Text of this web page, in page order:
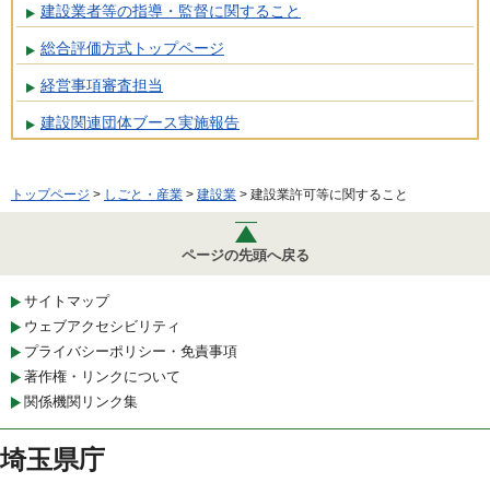
建設業者等の指導・監督に関すること
総合評価方式トップページ
経営事項審査担当
建設関連団体ブース実施報告
トップページ > しごと・産業 > 建設業 > 建設業許可等に関すること
ページの先頭へ戻る
サイトマップ
ウェブアクセシビリティ
プライバシーポリシー・免責事項
著作権・リンクについて
関係機関リンク集
埼玉県庁